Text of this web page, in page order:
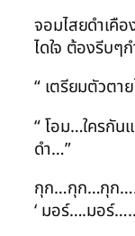
จอมไสยดำเคื
ไดใจ ต้องรีบๆ
“ เตรียมตัวตา
“ โอม…ใครกั
ดำ…”
กุก…กุก…กุก
‘ มอร์….มอร์